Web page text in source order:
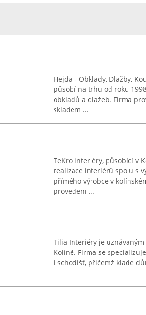
Hejda - Obklady, Dlažby,
působí na trhu od roku
obkladů a dlažeb. Firma
skladem ...
TeKro interiéry, působící v
realizace interiérů spolu s
přímého výrobce v
provedení ...
Tilia Interiéry je
Kolíně. Firma se
i schodišť, přičemž klade